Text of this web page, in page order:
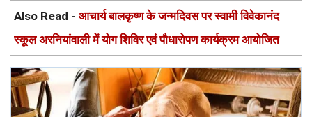
Also Read - आचार्य बालकृष्ण के जन्मदिवस पर स्वामी विवेकानंद
स्कूल अरनियांवाली में योग शिविर एवं पौधारोपण कार्यक्रम आयोजित